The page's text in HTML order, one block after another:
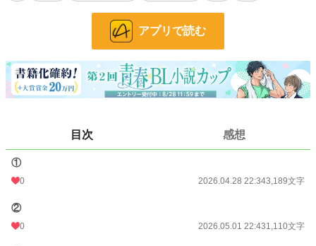
更新日時 2026.05.12 12:09
初回公開日時 2026.04.28 22:34
21 pt (62,459 位)
月間ポイント
累計ポイント
アプリで読む
目次 感想
①
0 2026.04.28 22:343,189文字
②
0 2026.05.01 22:431,110文字